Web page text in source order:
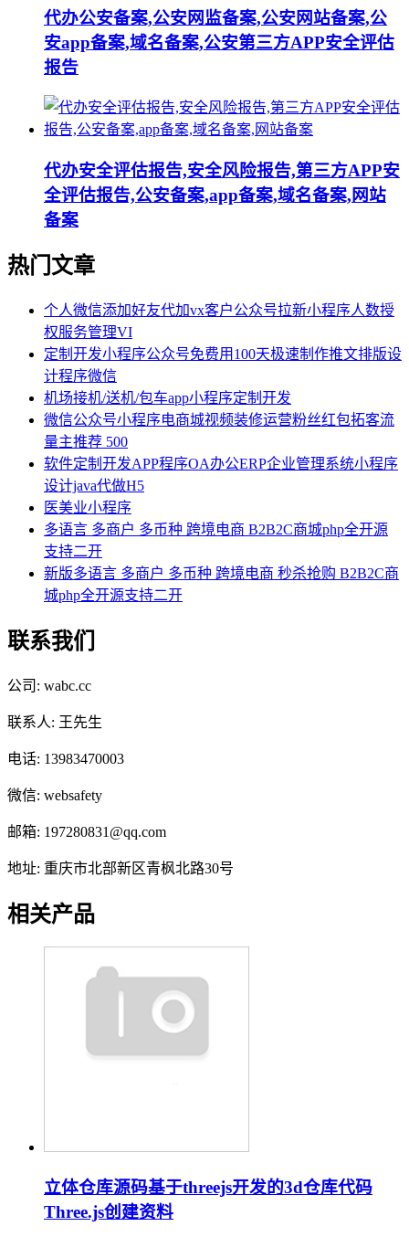
代办公安备案,公安网监备案,公安网站备案,公
安app备案,域名备案,公安第三方APP安全评估
报告
代办安全评估报告,安全风险报告,第三方APP安
全评估报告,公安备案,app备案,域名备案,网站
备案
热门文章
个人微信添加好友代加vx客户公众号拉新小程序人数授
权服务管理VI
定制开发小程序公众号免费用100天极速制作推文排版设
计程序微信
机场接机/送机/包车app小程序定制开发
微信公众号小程序电商城视频装修运营粉丝红包拓客流
量主推荐 500
软件定制开发APP程序OA办公ERP企业管理系统小程序
设计java代做H5
医美业小程序
多语言 多商户 多币种 跨境电商 B2B2C商城php全开源
支持二开
新版多语言 多商户 多币种 跨境电商 秒杀抢购 B2B2C商
城php全开源支持二开
联系我们
公司: wabc.cc
联系人: 王先生
电话: 13983470003
微信: websafety
邮箱: 197280831@qq.com
地址: 重庆市北部新区青枫北路30号
相关产品
立体仓库源码基于threejs开发的3d仓库代码
Three.js创建资料